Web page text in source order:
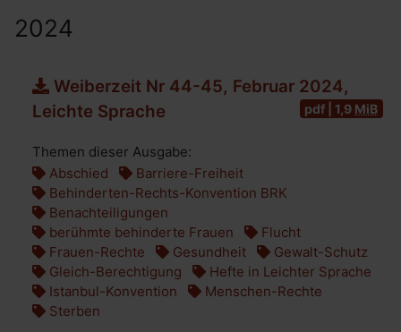
2024
Weiberzeit Nr 44-45, Februar 2024,
Leichte Sprache
pdf | 1,9 MiB
Themen dieser Ausgabe:
Abschied
Barriere-Freiheit
Behinderten-Rechts-Konvention BRK
Benachteiligungen
berühmte behinderte Frauen
Flucht
Frauen-Rechte
Gesundheit
Gewalt-Schutz
Gleich-Berechtigung
Hefte in Leichter Sprache
Istanbul-Konvention
Menschen-Rechte
Sterben